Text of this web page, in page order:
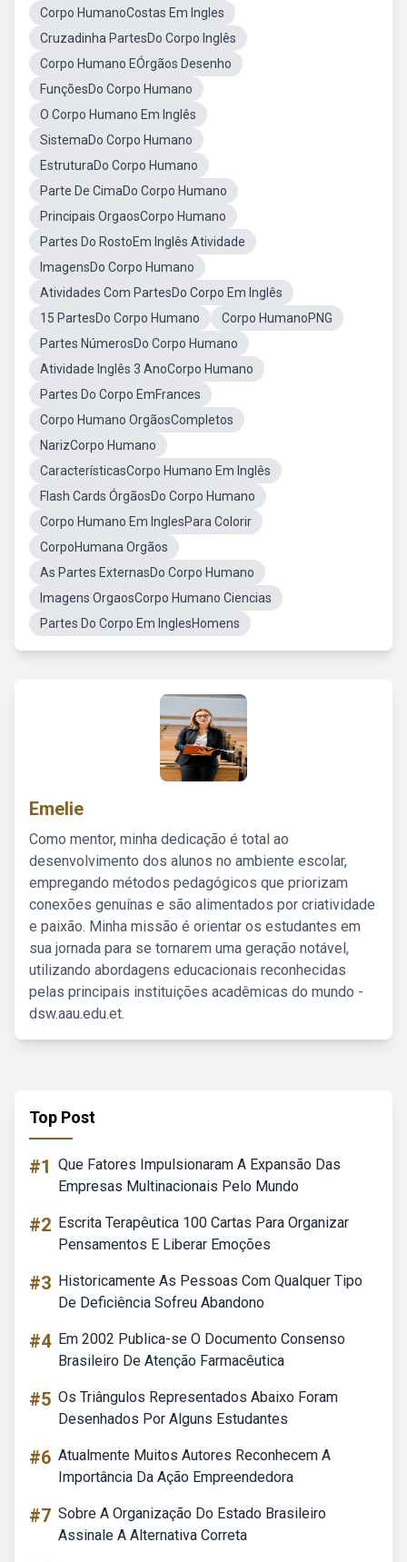
Corpo HumanoCostas Em Ingles
Cruzadinha PartesDo Corpo Inglês
Corpo Humano EÓrgãos Desenho
FunçõesDo Corpo Humano
O Corpo Humano Em Inglês
SistemaDo Corpo Humano
EstruturaDo Corpo Humano
Parte De CimaDo Corpo Humano
Principais OrgaosCorpo Humano
Partes Do RostoEm Inglês Atividade
ImagensDo Corpo Humano
Atividades Com PartesDo Corpo Em Inglês
15 PartesDo Corpo Humano
Corpo HumanoPNG
Partes NúmerosDo Corpo Humano
Atividade Inglês 3 AnoCorpo Humano
Partes Do Corpo EmFrances
Corpo Humano OrgãosCompletos
NarizCorpo Humano
CaracterísticasCorpo Humano Em Inglês
Flash Cards ÓrgãosDo Corpo Humano
Corpo Humano Em InglesPara Colorir
CorpoHumana Orgãos
As Partes ExternasDo Corpo Humano
Imagens OrgaosCorpo Humano Ciencias
Partes Do Corpo Em InglesHomens
Emelie
Como mentor, minha dedicação é total ao
desenvolvimento dos alunos no ambiente escolar,
empregando métodos pedagógicos que priorizam
conexões genuínas e são alimentados por criatividade
e paixão. Minha missão é orientar os estudantes em
sua jornada para se tornarem uma geração notável,
utilizando abordagens educacionais reconhecidas
pelas principais instituições acadêmicas do mundo -
dsw.aau.edu.et.
Top Post
#1 Que Fatores Impulsionaram A Expansão Das
Empresas Multinacionais Pelo Mundo
#2 Escrita Terapêutica 100 Cartas Para Organizar
Pensamentos E Liberar Emoções
#3 Historicamente As Pessoas Com Qualquer Tipo
De Deficiência Sofreu Abandono
#4 Em 2002 Publica-se O Documento Consenso
Brasileiro De Atenção Farmacêutica
#5 Os Triângulos Representados Abaixo Foram
Desenhados Por Alguns Estudantes
#6 Atualmente Muitos Autores Reconhecem A
Importância Da Ação Empreendedora
#7 Sobre A Organização Do Estado Brasileiro
Assinale A Alternativa Correta